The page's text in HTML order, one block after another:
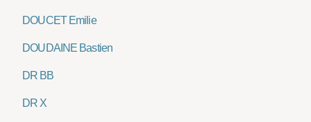
DOUCET Emilie
DOUDAINE Bastien
DR BB
DR X